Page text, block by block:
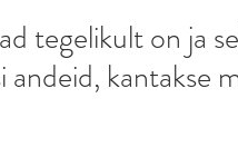
tegelikult on ja
kantakse